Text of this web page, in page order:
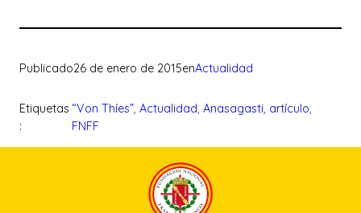
Publicado26 de enero de 2015enActualidad
Etiquetas
:
“Von Thíes”, Actualidad, Anasagasti, artículo
FNFF